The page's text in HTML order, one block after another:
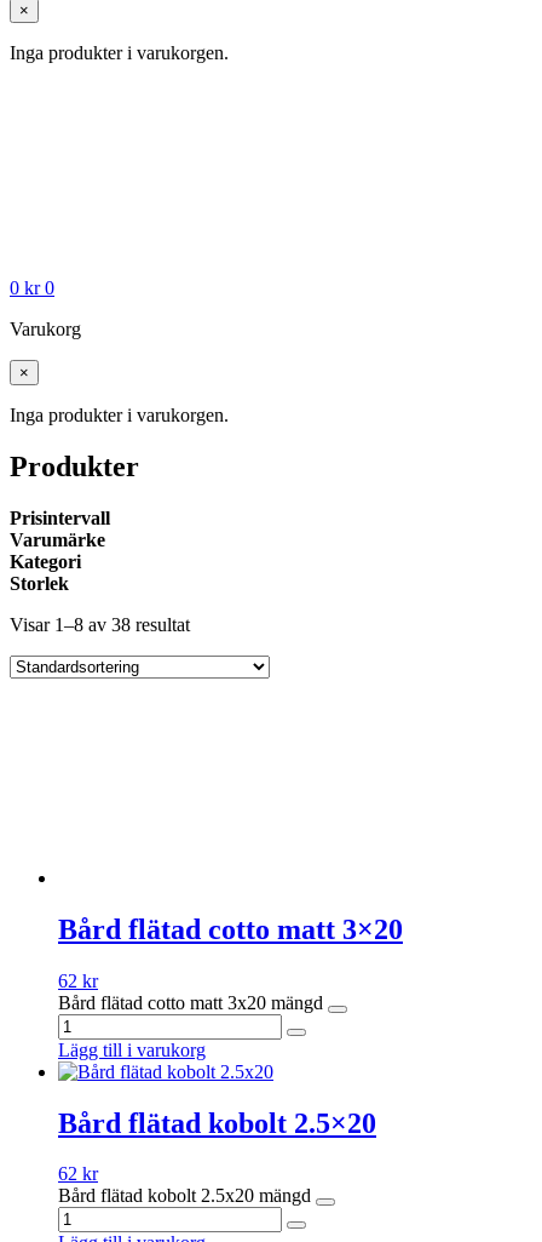
×
Inga produkter i varukorgen.
0 kr 0
Varukorg
×
Inga produkter i varukorgen.
Produkter
Prisintervall
Varumärke
Kategori
Storlek
Visar 1–8 av 38 resultat
Bård flätad cotto matt 3×20
62 kr
Bård flätad cotto matt 3x20 mängd
Lägg till i varukorg
Bård flätad kobolt 2.5×20
62 kr
Bård flätad kobolt 2.5x20 mängd